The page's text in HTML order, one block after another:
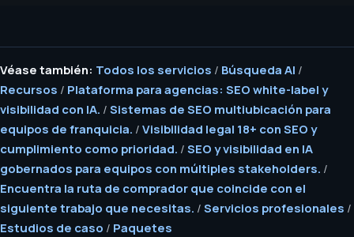
Véase también: Todos los servicios / Búsqueda AI /
Recursos / Plataforma para agencias: SEO white-label y
visibilidad con IA. / Sistemas de SEO multiubicación para
equipos de franquicia. / Visibilidad legal 18+ con SEO y
cumplimiento como prioridad. / SEO y visibilidad en IA
gobernados para equipos con múltiples stakeholders. /
Encuentra la ruta de comprador que coincide con el
siguiente trabajo que necesitas. / Servicios profesionales /
Estudios de caso / Paquetes